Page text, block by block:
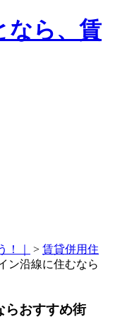
なら、賃
！｜ > 賃貸併用住
ン沿線に住むなら
らおすすめ街